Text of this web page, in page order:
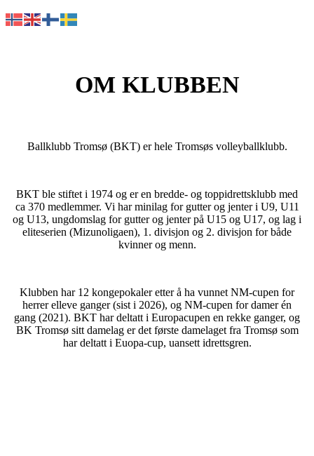
OM KLUBBEN
Ballklubb Tromsø (BKT) er hele Tromsøs volleyballklubb.
BKT ble stiftet i 1974 og er en bredde- og toppidrettsklubb med
ca 370 medlemmer. Vi har minilag for gutter og jenter i U9, U11
og U13, ungdomslag for gutter og jenter på U15 og U17, og lag i
eliteserien (Mizunoligaen), 1. divisjon og 2. divisjon for både
kvinner og menn.
Klubben har 12 kongepokaler etter å ha vunnet NM-cupen for
herrer elleve ganger (sist i 2026), og NM-cupen for damer én
gang (2021). BKT har deltatt i Europacupen en rekke ganger, og
BK Tromsø sitt damelag er det første damelaget fra Tromsø som
har deltatt i Euopa-cup, uansett idrettsgren.